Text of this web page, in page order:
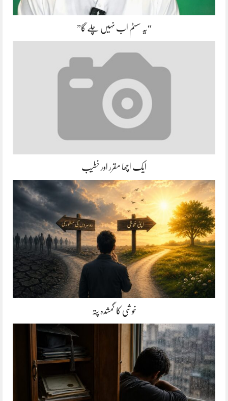
“یہ سسٹم اب نہیں چلے گا”
ایک اچھا مقرر اور خطیب
خوشی کا گمشدہ پتہ